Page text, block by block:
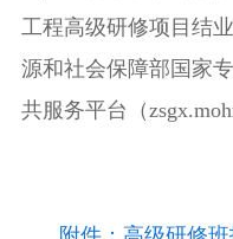
工程高级研修项目结
源和社会保障部国家
共服务平台（